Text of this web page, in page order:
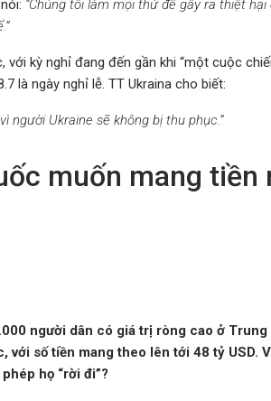
“Chúng tôi làm mọi thứ để gây ra thiệt
kỳ nghỉ đang đến gần khi “một cuộc
là ngày nghỉ lễ. TT Ukraina cho biết:
người Ukraine sẽ không bị thu phục.”
muốn mang tiền
người dân có giá trị ròng cao ở Trung
số tiền mang theo lên tới 48 tỷ USD.
họ “rời đi”?